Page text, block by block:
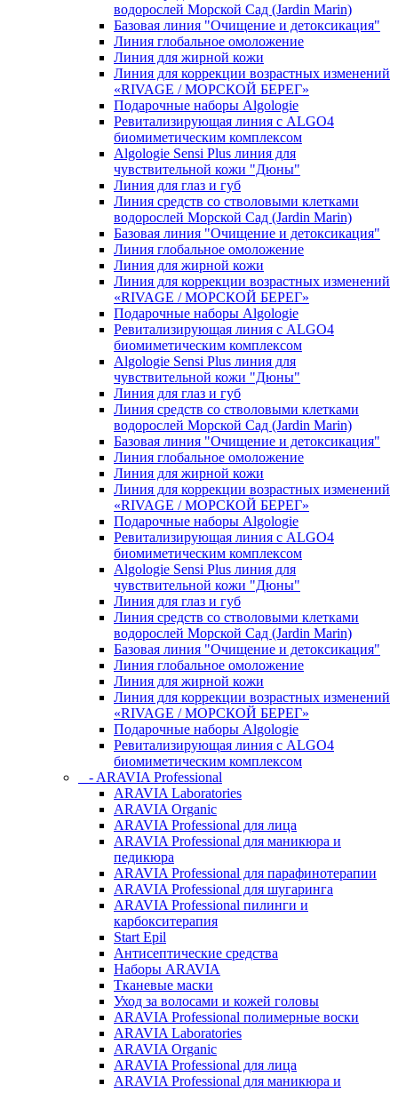
водорослей Морской Сад (Jardin Marin)
Базовая линия "Очищение и детоксикация"
Линия глобальное омоложение
Линия для жирной кожи
Линия для коррекции возрастных изменений
«RIVAGE / МОРСКОЙ БЕРЕГ»
Подарочные наборы Algologie
Ревитализирующая линия с ALGO4
биомиметическим комплексом
Algologie Sensi Plus линия для
чувcтвительной кожи "Дюны"
Линия для глаз и губ
Линия средств со стволовыми клетками
водорослей Морской Сад (Jardin Marin)
Базовая линия "Очищение и детоксикация"
Линия глобальное омоложение
Линия для жирной кожи
Линия для коррекции возрастных изменений
«RIVAGE / МОРСКОЙ БЕРЕГ»
Подарочные наборы Algologie
Ревитализирующая линия с ALGO4
биомиметическим комплексом
Algologie Sensi Plus линия для
чувcтвительной кожи "Дюны"
Линия для глаз и губ
Линия средств со стволовыми клетками
водорослей Морской Сад (Jardin Marin)
Базовая линия "Очищение и детоксикация"
Линия глобальное омоложение
Линия для жирной кожи
Линия для коррекции возрастных изменений
«RIVAGE / МОРСКОЙ БЕРЕГ»
Подарочные наборы Algologie
Ревитализирующая линия с ALGO4
биомиметическим комплексом
Algologie Sensi Plus линия для
чувcтвительной кожи "Дюны"
Линия для глаз и губ
Линия средств со стволовыми клетками
водорослей Морской Сад (Jardin Marin)
Базовая линия "Очищение и детоксикация"
Линия глобальное омоложение
Линия для жирной кожи
Линия для коррекции возрастных изменений
«RIVAGE / МОРСКОЙ БЕРЕГ»
Подарочные наборы Algologie
Ревитализирующая линия с ALGO4
биомиметическим комплексом
- ARAVIA Professional
ARAVIA Laboratories
ARAVIA Organic
ARAVIA Professional для лица
ARAVIA Professional для маникюра и
педикюра
ARAVIA Professional для парафинотерапии
ARAVIA Professional для шугаринга
ARAVIA Professional пилинги и
карбокситерапия
Start Epil
Антисептические средства
Наборы ARAVIA
Тканевые маски
Уход за волосами и кожей головы
ARAVIA Professional полимерные воски
ARAVIA Laboratories
ARAVIA Organic
ARAVIA Professional для лица
ARAVIA Professional для маникюра и